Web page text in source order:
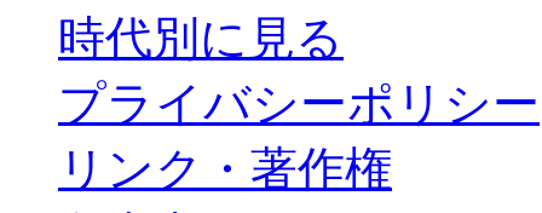
時代別に見る
プライバシーポリシー
リンク・著作権